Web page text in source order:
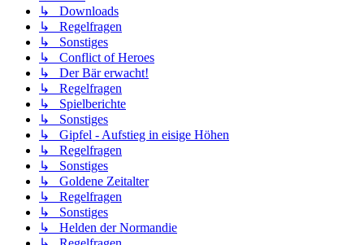
↳ Downloads
↳ Regelfragen
↳ Sonstiges
↳ Conflict of Heroes
↳ Der Bär erwacht!
↳ Regelfragen
↳ Spielberichte
↳ Sonstiges
↳ Gipfel - Aufstieg in eisige Höhen
↳ Regelfragen
↳ Sonstiges
↳ Goldene Zeitalter
↳ Regelfragen
↳ Sonstiges
↳ Helden der Normandie